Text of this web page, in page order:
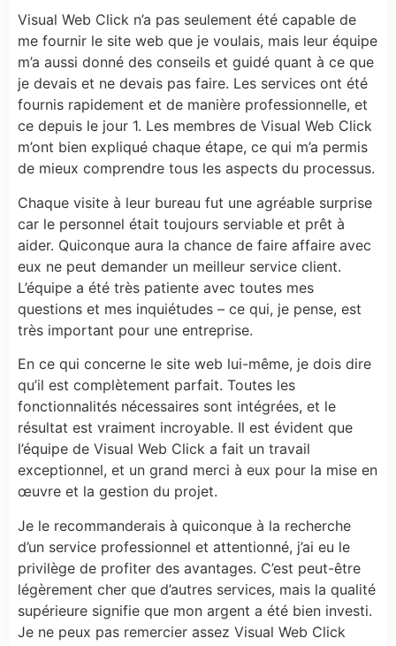
Visual Web Click n’a pas seulement été capable de
me fournir le site web que je voulais, mais leur équipe
m’a aussi donné des conseils et guidé quant à ce que
je devais et ne devais pas faire. Les services ont été
fournis rapidement et de manière professionnelle, et
ce depuis le jour 1. Les membres de Visual Web Click
m’ont bien expliqué chaque étape, ce qui m’a permis
de mieux comprendre tous les aspects du processus.
Chaque visite à leur bureau fut une agréable surprise
car le personnel était toujours serviable et prêt à
aider. Quiconque aura la chance de faire affaire avec
eux ne peut demander un meilleur service client.
L’équipe a été très patiente avec toutes mes
questions et mes inquiétudes – ce qui, je pense, est
très important pour une entreprise.
En ce qui concerne le site web lui-même, je dois dire
qu’il est complètement parfait. Toutes les
fonctionnalités nécessaires sont intégrées, et le
résultat est vraiment incroyable. Il est évident que
l’équipe de Visual Web Click a fait un travail
exceptionnel, et un grand merci à eux pour la mise en
œuvre et la gestion du projet.
Je le recommanderais à quiconque à la recherche
d’un service professionnel et attentionné, j’ai eu le
privilège de profiter des avantages. C’est peut-être
légèrement cher que d’autres services, mais la qualité
supérieure signifie que mon argent a été bien investi.
Je ne peux pas remercier assez Visual Web Click